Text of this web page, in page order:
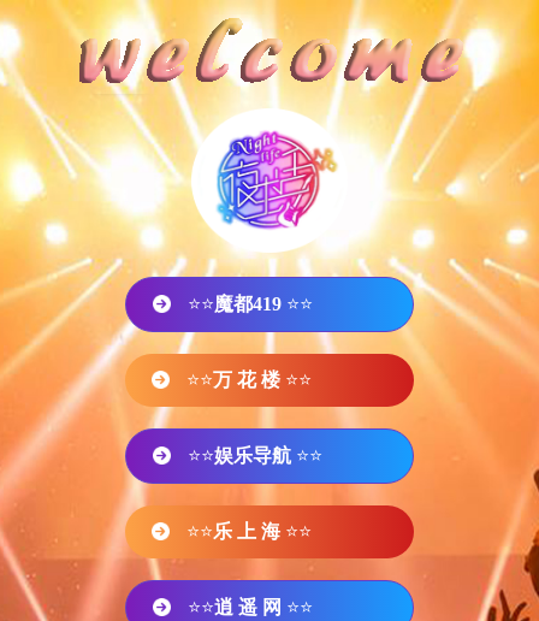
⭐⭐魔都419 ⭐⭐
⭐⭐万 花 楼 ⭐⭐
⭐⭐娱乐导航 ⭐⭐
⭐⭐乐 上 海 ⭐⭐
⭐⭐逍 遥 网 ⭐⭐